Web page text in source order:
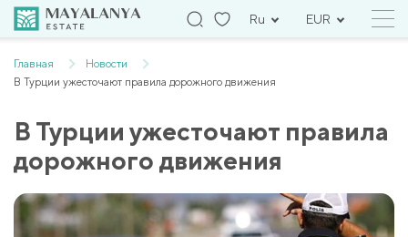
Ru EUR
Главная
Новости
В Турции ужесточают правила дорожного движения
В Турции ужесточают правила
дорожного движения